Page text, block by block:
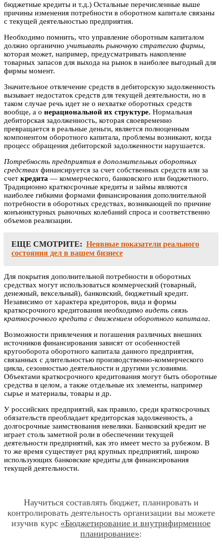
бюджетные кредиты и т.д.) Остальные перечисленные выше
причины изменения потребности в оборотном капитале связаны
с текущей деятельностью предприятия.
Необходимо помнить, что управление оборотным капиталом
должно органично учитывать рыночную стратегию фирмы,
которая может, например, предусматривать накопление
товарных запасов для выхода на рынок в наиболее выгодный для
фирмы момент.
Значительное отвлечение средств в дебиторскую задолженность
вызывает недостаток средств для текущей деятельности, но в
таком случае речь идет не о нехватке оборотных средств
вообще, а о нерациональной их структуре. Нормальная
дебиторская задолженность, которая своевременно
превращается в реальные деньги, является полноценным
компонентом оборотного капитала, проблемы возникают, когда
процесс обращения дебиторской задолженности нарушается.
Потребность предприятия в дополнительных оборотных
средствах финансируется за счет собственных средств или за
счет кредита — коммерческого, банковского или бюджетного.
Традиционно краткосрочные кредиты и займы являются
наиболее гибкими формами финансирования дополнительной
потребности в оборотных средствах, возникающей по причине
конъюнктурных рыночных колебаний спроса и соответственно
объемов реализации.
ЕЩЕ СМОТРИТЕ: Неявные показатели реального
состояния дел в вашем бизнесе
Для покрытия дополнительной потребности в оборотных
средствах могут использоваться коммерческий (товарный,
денежный, вексельный), банковский, бюджетный кредит.
Независимо от характера кредиторов, вида и формы
краткосрочного кредитования необходимо видеть связь
краткосрочного кредита с движением оборотного капитала.
Возможности привлечения и погашения различных внешних
источников финансирования зависят от особенностей
кругооборота оборотного капитала данного предприятия,
связанных с длительностью производственно-коммерческого
цикла, сезонностью деятельности и другими условиями.
Объектами краткосрочного кредитования могут быть оборотные
средства в целом, а также отдельные их элементы, например
сырье и материалы, товары и др.
У российских предприятий, как правило, среди краткосрочных
обязательств преобладает кредиторская задолженность, а
долгосрочные заимствования невелики. Банковский кредит не
играет столь заметной роли в обеспечении текущей
деятельности предприятий, как это имеет место за рубежом. В
то же время существует ряд крупных предприятий, широко
использующих банковские кредиты для финансирования
текущей деятельности.
Научиться составлять бюджет, планировать и
контролировать деятельность организации вы можете
изучив курс «Бюджетирование и внутрифирменное
планирование»: